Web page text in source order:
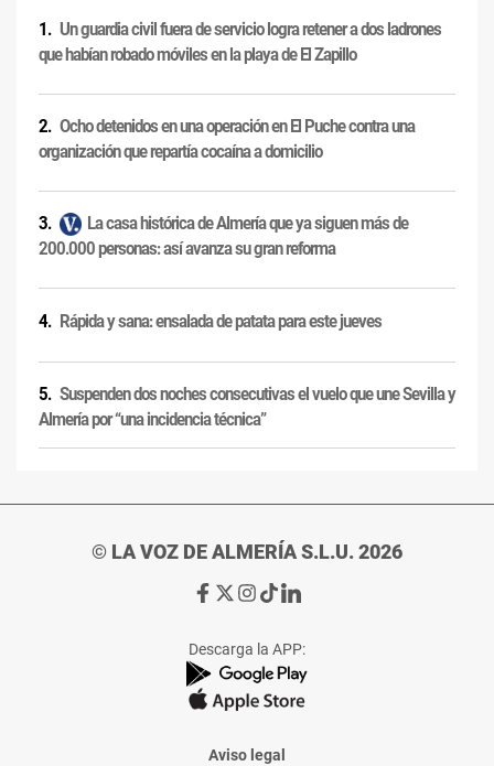
Un guardia civil fuera de servicio logra retener a dos ladrones
que habían robado móviles en la playa de El Zapillo
Ocho detenidos en una operación en El Puche contra una
organización que repartía cocaína a domicilio
La casa histórica de Almería que ya siguen más de
200.000 personas: así avanza su gran reforma
Rápida y sana: ensalada de patata para este jueves
Suspenden dos noches consecutivas el vuelo que une Sevilla y
Almería por “una incidencia técnica”
© LA VOZ DE ALMERÍA S.L.U. 2026
Ir
de
La
Voz
Almería
Ir
de
La
Voz
Almería
Ir
de
La
Voz
Almería
Ir
de
La
Voz
Almería
Ir
de
La
Voz
Descarga la APP:
Aviso legal